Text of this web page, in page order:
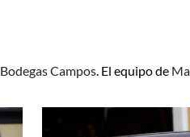
Bodegas Campos. El equipo de